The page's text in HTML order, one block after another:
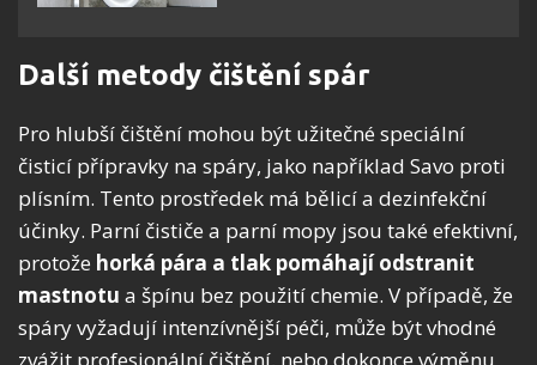
Další metody čištění spár
Pro hlubší čištění mohou být užitečné speciální
čisticí přípravky na spáry, jako například Savo proti
plísním. Tento prostředek má bělicí a dezinfekční
účinky. Parní čističe a parní mopy jsou také efektivní,
protože horká pára a tlak pomáhají odstranit
mastnotu a špínu bez použití chemie. V případě, že
spáry vyžadují intenzívnější péči, může být vhodné